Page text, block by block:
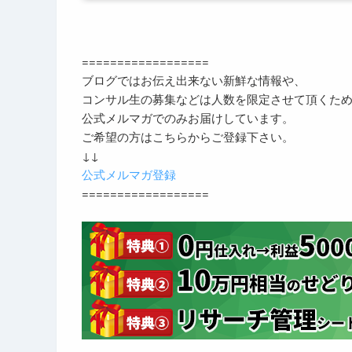
==================
ブログではお伝え出来ない新鮮な情報や、
コンサル生の募集などは人数を限定させて頂くため
公式メルマガでのみお届けしています。
ご希望の方はこちらからご登録下さい。
↓↓
公式メルマガ登録
==================